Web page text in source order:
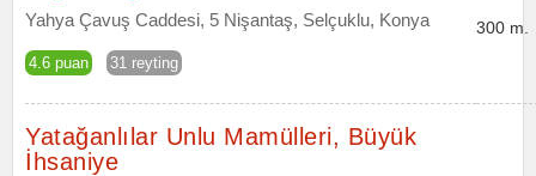
Yahya Çavuş Caddesi, 5 Nişantaş, Selçuklu, Konya
4.6 puan 31 reyting
300 m.
Yatağanlılar Unlu Mamülleri, Büyük
İhsaniye